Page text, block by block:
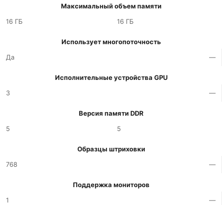
Максимальный объем памяти
16 ГБ
16 ГБ
Использует многопоточность
Да
—
Исполнительные устройства GPU
3
—
Версия памяти DDR
5
5
Образцы штриховки
768
—
Поддержка мониторов
1
—